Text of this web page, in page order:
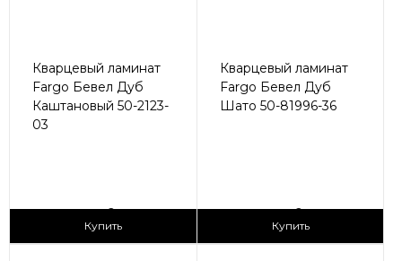
Кварцевый ламинат
Fargo Бевел Дуб
Каштановый 50-2123-
03
2
Купить
Кварцевый ламинат
Fargo Бевел Дуб
Шато 50-81996-36
2
Купить